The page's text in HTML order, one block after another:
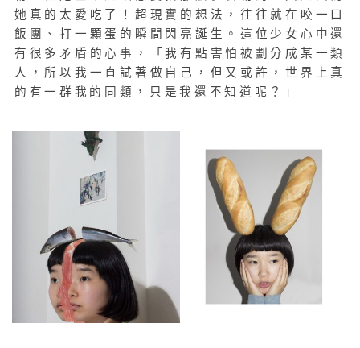
她真的太愛吃了！超現實的想法，往往就在咬一口
飯團、打一顆蛋的瞬間閃亮誕生。這位少女心中還
有很多矛盾的心事，「我有點害怕被劃分成某一類
人，所以我一直試著做自己，但又或許，世界上真
的有一群我的同類，只是我還不知道呢？」